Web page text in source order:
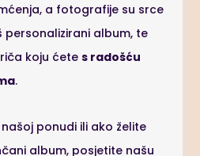
a fotografije su srce
personalizirani album, te
koju ćetes radošću
.
ponudi ili ako želite
album, posjetite našu